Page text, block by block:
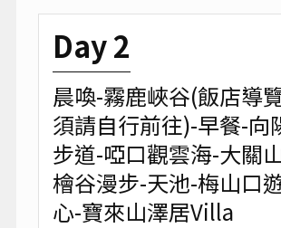
Day 2
晨喚-霧鹿峽谷(飯店導
須請自行前往)-早餐-向
步道-啞口觀雲海-大關
檜谷漫步-天池-梅山口
心-寶來山澤居Villa